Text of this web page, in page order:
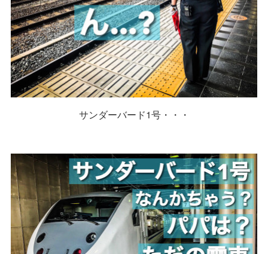
サンダーバード1号・・・